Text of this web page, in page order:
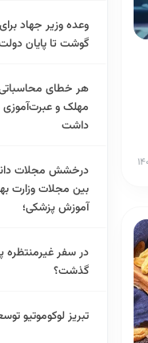
وعده وزیر جهاد
گوشت تا پایان
هر خطای
مهلک و
داشت
درخشش مجلات
بین مجلات وزارت
آموزش پزشکی؛
در سفر غیرمنتظره
گذشت؟
تبریز لوکوموتیو